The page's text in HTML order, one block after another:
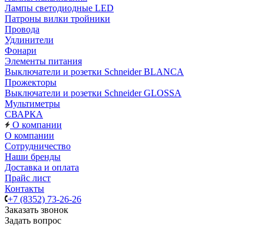
Лампы светодиодные LED
Патроны вилки тройники
Провода
Удлинители
Фонари
Элементы питания
Выключатели и розетки Schneider BLANCA
Прожекторы
Выключатели и розетки Schneider GLOSSA
Мультиметры
СВАРКА
О компании
О компании
Сотрудничество
Наши бренды
Доставка и оплата
Прайс лист
Контакты
+7 (8352) 73-26-26
Заказать звонок
Задать вопрос